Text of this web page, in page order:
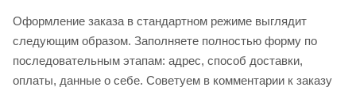
Оформление заказа в стандартном режиме выглядит
следующим образом. Заполняете полностью форму по
последовательным этапам: адрес, способ доставки,
оплаты, данные о себе. Советуем в комментарии к заказу